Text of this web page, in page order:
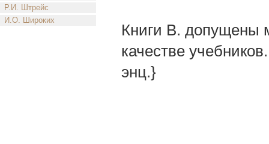
Р.И. Штрейс
И.О. Широких
Книги В. допущены
качестве
энц.}